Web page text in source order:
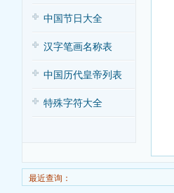
中国节日大全
汉字笔画名称表
中国历代皇帝列表
特殊字符大全
最近查询：